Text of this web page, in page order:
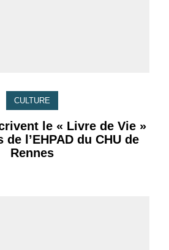
CULTURE
le « Livre de Vie »
l’EHPAD du CHU de
Rennes